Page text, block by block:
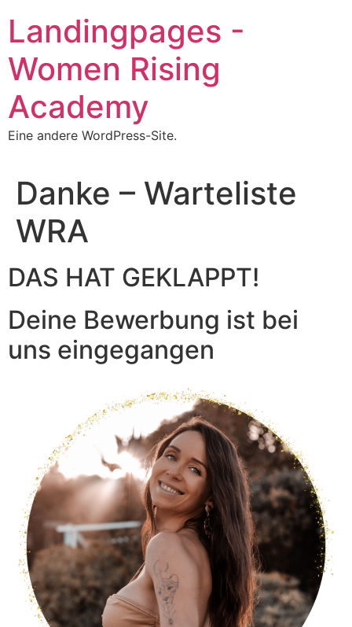
Inhalt
springen
Landingpages -
Women Rising
Academy
Eine andere WordPress-Site.
Danke – Warteliste
WRA
DAS HAT GEKLAPPT!
Deine Bewerbung ist bei
uns eingegangen